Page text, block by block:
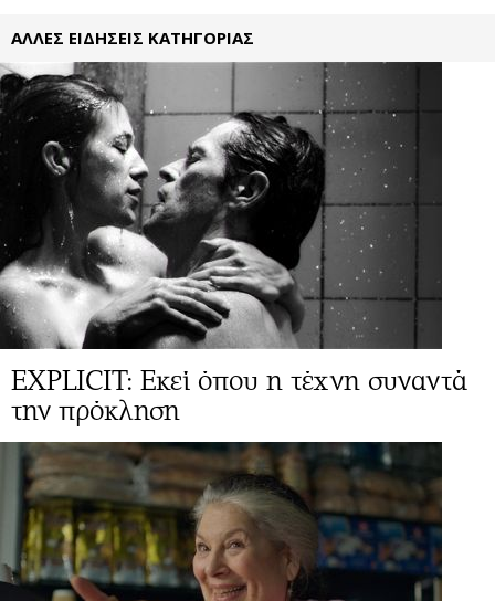
ΑΛΛΕΣ ΕΙΔΗΣΕΙΣ ΚΑΤΗΓΟΡΙΑΣ
EXPLICIT: Εκεί όπου η τέχνη συναντά
την πρόκληση